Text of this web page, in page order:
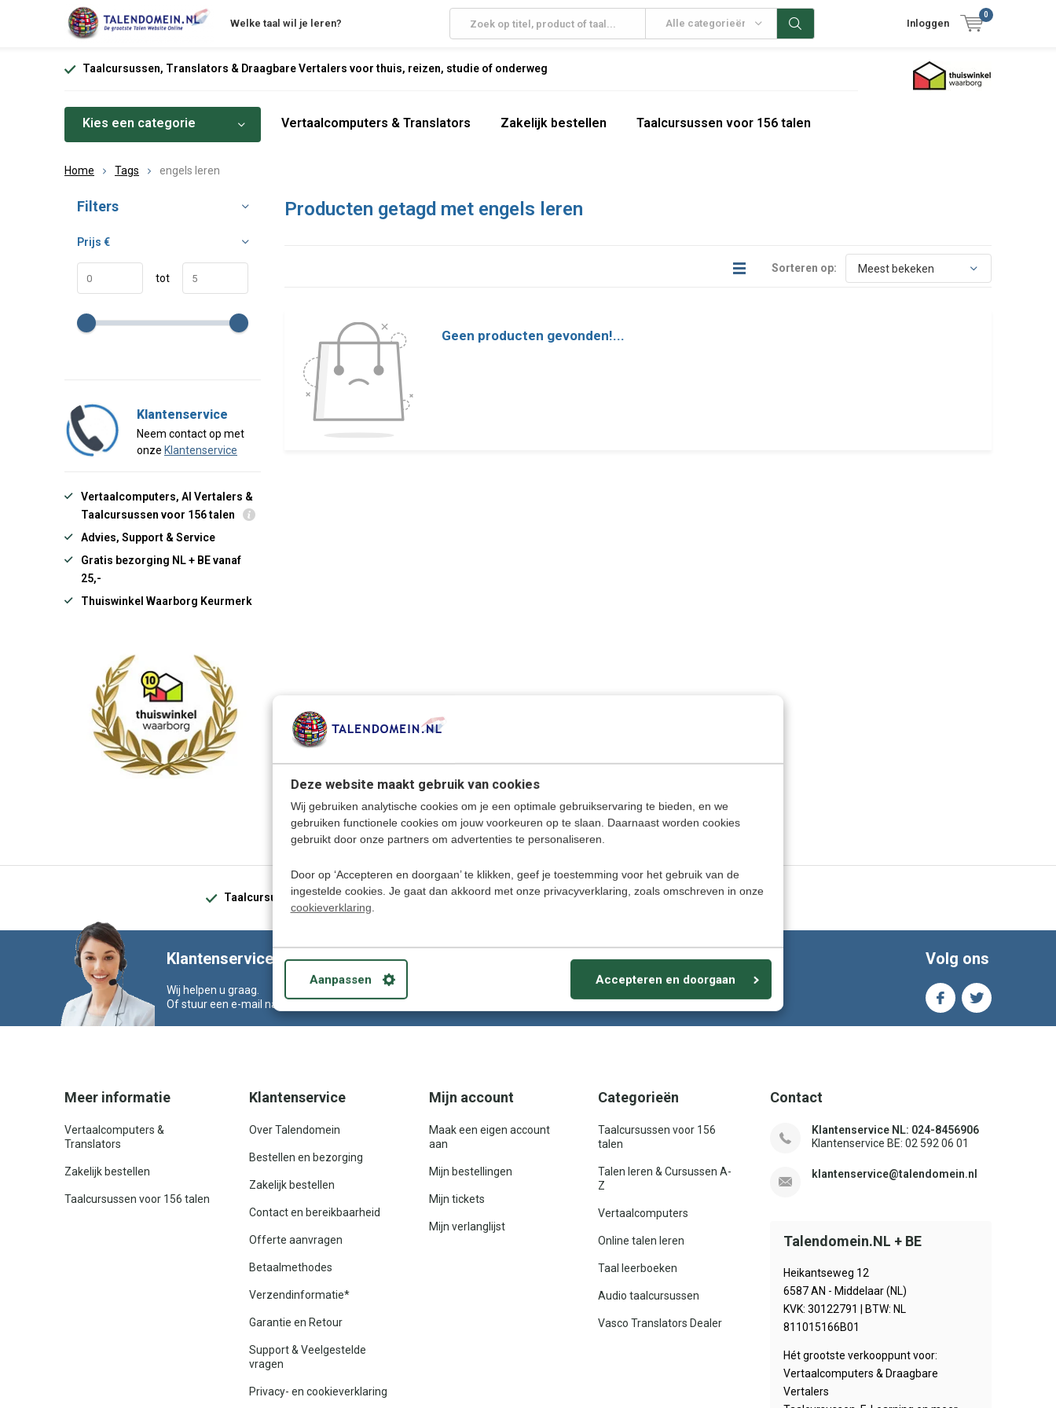
Deze website maakt gebruik van cookies
Wij gebruiken analytische cookies om je een optimale gebruikservaring te bieden, en we
gebruiken functionele cookies om jouw voorkeuren op te slaan. Daarnaast worden cookies
gebruikt door onze partners om advertenties te personaliseren.
Door op ‘Accepteren en doorgaan’ te klikken, geef je toestemming voor het gebruik van de
ingestelde cookies. Je gaat dan akkoord met onze privacyverklaring, zoals omschreven in onze
cookieverklaring
Aanpassen Accepteren en doorgaan
Welke taal wil je leren? Alle categorieën Inloggen
0
Taalcursussen, Translators & Draagbare Vertalers voor thuis, reizen, studie of onderweg
Kies een categorie Vertaalcomputers & Translators Zakelijk bestellen Taalcursussen voor 156 talen
Home Tags engels leren
Producten getagd met engels leren
Sorteren op:
Geen producten gevonden!...
Sorteren op:
Filters
Prijs €
tot
Klantenservice
Neem contact op met
onze Klantenservice
Vertaalcomputers, AI Vertalers &
Taalcursussen voor 156 talen
Advies, Support & Service
Gratis bezorging NL + BE vanaf
25,-
Thuiswinkel Waarborg Keurmerk
Taalcursussen, Translators & Draagbare Vertalers voor thuis, reizen, studie of onderweg
Klantenservice: Tel. 024-8456906
Wij helpen u graag.
Of stuur een e-mail naar:klantenservice@talendomein.nl
Volg ons
Meer informatie
Vertaalcomputers &
Translators
Zakelijk bestellen
Taalcursussen voor 156 talen
Klantenservice
Over Talendomein
Bestellen en bezorging
Zakelijk bestellen
Contact en bereikbaarheid
Offerte aanvragen
Betaalmethodes
Verzendinformatie*
Garantie en Retour
Support & Veelgestelde
vragen
Privacy- en cookieverklaring
Mijn account
Maak een eigen account
aan
Mijn bestellingen
Mijn tickets
Mijn verlanglijst
Categorieën
Taalcursussen voor 156
talen
Talen leren & Cursussen A-
Z
Vertaalcomputers
Online talen leren
Taal leerboeken
Audio taalcursussen
Vasco Translators Dealer
Contact
Klantenservice NL: 024-8456906
Klantenservice BE: 02 592 06 01
klantenservice@talendomein.nl
Talendomein.NL + BE
Heikantseweg 12
6587 AN - Middelaar (NL)
KVK: 30122791 | BTW: NL
811015166B01
Hét grootste verkooppunt voor:
Vertaalcomputers & Draagbare
Vertalers